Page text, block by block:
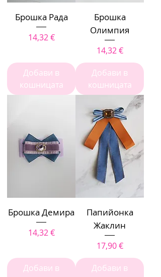
Брошка Рада
Цена
14,32 €
Добави в
кошницата
Брошка
Олимпия
Цена
14,32 €
Добави в
кошницата
Брошка Демира
Цена
14,32 €
Добави в
Папийонка
Жаклин
Цена
17,90 €
Добави в